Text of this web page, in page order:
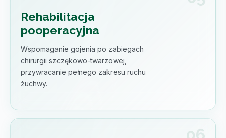
Rehabilitacja
pooperacyjna
Wspomaganie gojenia po zabiegach
chirurgii szczękowo-twarzowej,
przywracanie pełnego zakresu ruchu
żuchwy.